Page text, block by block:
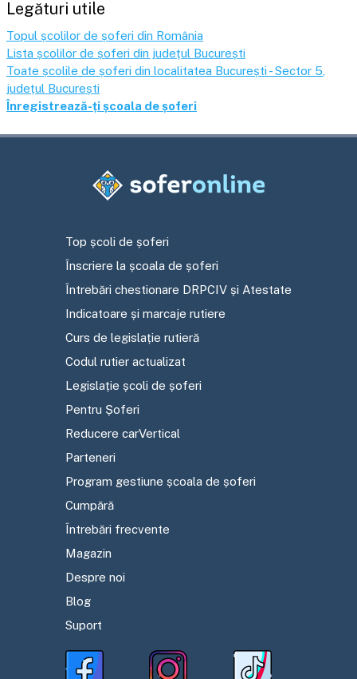
Legături utile
Topul școlilor de șoferi din România
Lista școlilor de șoferi din județul București
Toate școlile de șoferi din localitatea București - Sector 5
județul București
Înregistrează-ți școala de șoferi
Top școli de șoferi
Înscriere la școala de șoferi
Întrebări chestionare DRPCIV și Atestate
Indicatoare și marcaje rutiere
Curs de legislație rutieră
Codul rutier actualizat
Legislație școli de șoferi
Pentru Șoferi
Reducere carVertical
Parteneri
Program gestiune școala de șoferi
Cumpără
Întrebări frecvente
Magazin
Despre noi
Blog
Suport